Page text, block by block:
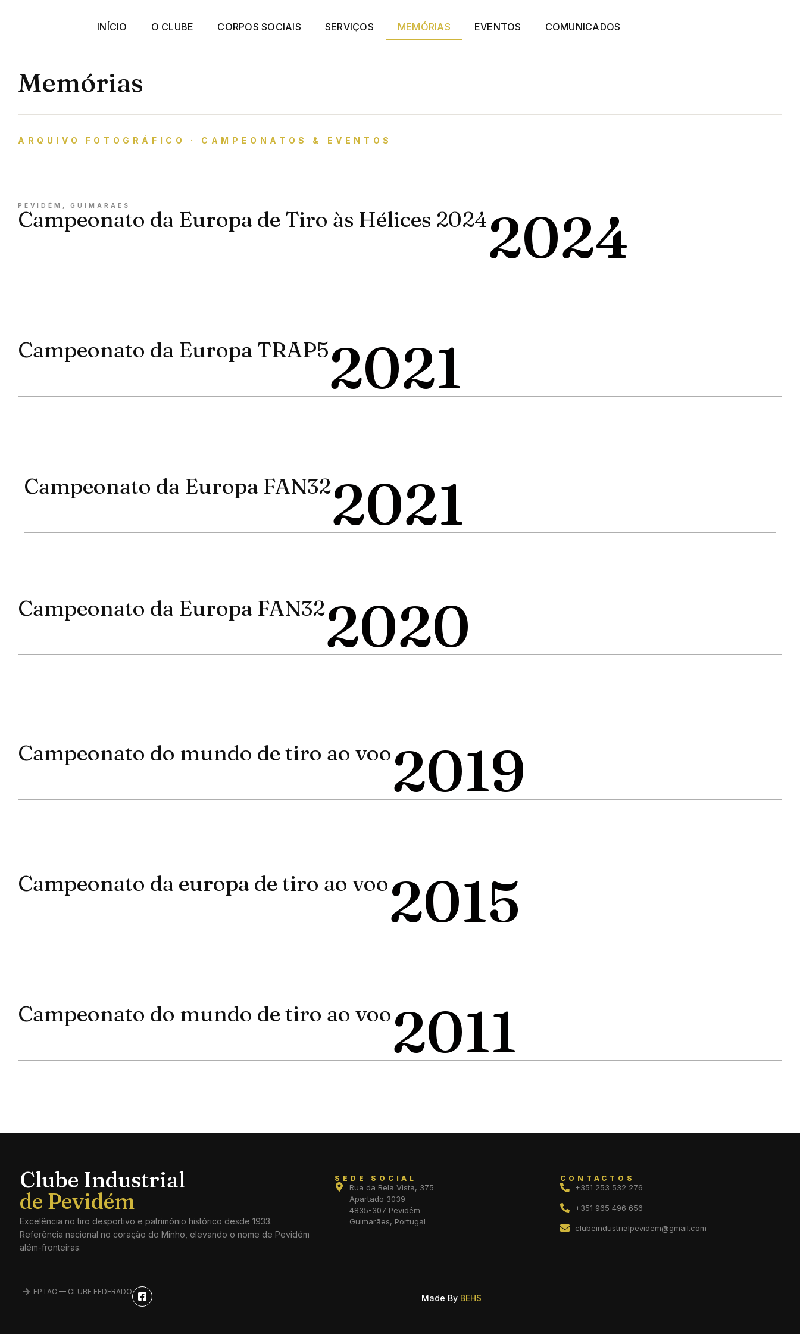
INÍCIO O CLUBE CORPOS SOCIAIS SERVIÇOS MEMÓRIAS EVENTOS COMUNICADOS
Memórias
ARQUIVO FOTOGRÁFICO · CAMPEONATOS & EVENTOS
PEVIDÉM, GUIMARÃES
Campeonato da Europa de Tiro às Hélices 20242024
Campeonato da Europa TRAP52021
Campeonato da Europa FAN322021
Campeonato da Europa FAN322020
Campeonato do mundo de tiro ao voo2019
Campeonato da europa de tiro ao voo2015
Campeonato do mundo de tiro ao voo2011
FPTAC — CLUBE FEDERADO
Made By BEHS
Clube Industrial
Excelência no tiro desportivo e património histórico desde 1933.
Referência nacional no coração do Minho, elevando o nome de Pevidém
além-fronteiras.
SEDE SOCIAL
Rua da Bela Vista, 375
Apartado 3039
4835-307 Pevidém
Guimarães, Portugal
CONTACTOS
+351 253 532 276
+351 965 496 656
clubeindustrialpevidem@gmail.com